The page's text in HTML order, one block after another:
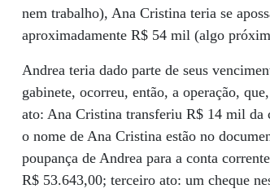
nem trabalho), Ana Cristina teria se
aproximadamente R$ 54 mil (algo
Andrea teria dado parte de seus
gabinete, ocorreu, então, a operação,
ato: Ana Cristina transferiu R$ 14 mil da
o nome de Ana Cristina estão no
poupança de Andrea para a conta
R$ 53.643,00; terceiro ato: um cheque